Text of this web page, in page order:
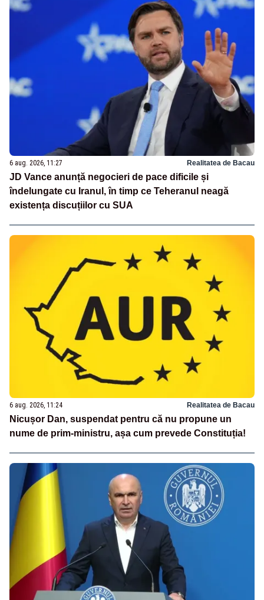
6 aug. 2026, 11:27 Realitatea de Bacau
JD Vance anunță negocieri de pace dificile și
îndelungate cu Iranul, în timp ce Teheranul neagă
existența discuțiilor cu SUA
6 aug. 2026, 11:24 Realitatea de Bacau
Nicușor Dan, suspendat pentru că nu propune un
nume de prim-ministru, așa cum prevede Constituția!